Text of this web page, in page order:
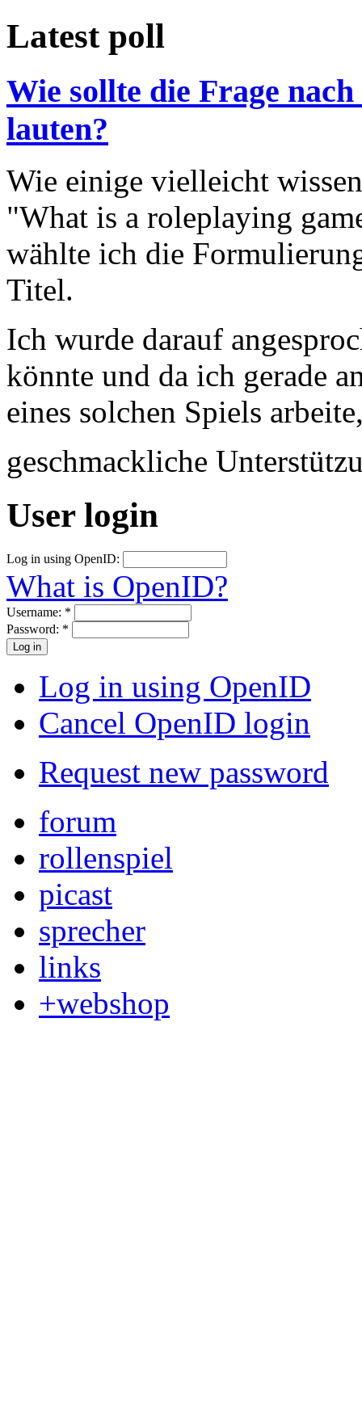
Latest poll
Wie sollte die Frage
lauten?
Wie einige vielleicht
"What is a roleplaying
wählte ich die
Titel.
Ich wurde darauf
könnte und da ich gerade
eines solchen Spiels
geschmackliche
User login
Log in using OpenID:
What is OpenID?
Username: *
Password: *
Log in using OpenID
Cancel OpenID login
Request new password
forum
rollenspiel
picast
sprecher
links
+webshop